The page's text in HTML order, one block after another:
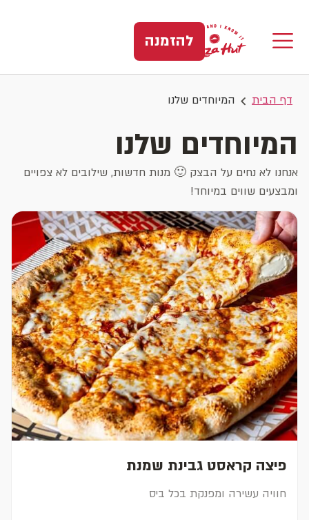
להזמנה
דף הבית המיוחדים שלנו
המיוחדים שלנו
אנחנו לא נחים על הבצק 🙂 מנות חדשות, שילובים לא צפויים
ומבצעים שווים במיוחד!
פיצה קראסט גבינת שמנת
חוויה עשירה ומפנקת בכל ביס